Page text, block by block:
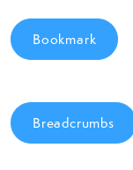
Bookmark
Breadcrumbs